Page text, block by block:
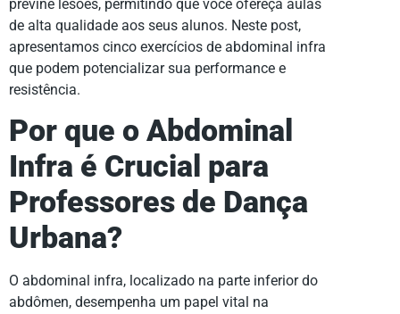
previne lesões, permitindo que você ofereça aulas
de alta qualidade aos seus alunos. Neste post,
apresentamos cinco exercícios de abdominal infra
que podem potencializar sua performance e
resistência.
Por que o Abdominal
Infra é Crucial para
Professores de Dança
Urbana?
O abdominal infra, localizado na parte inferior do
abdômen, desempenha um papel vital na